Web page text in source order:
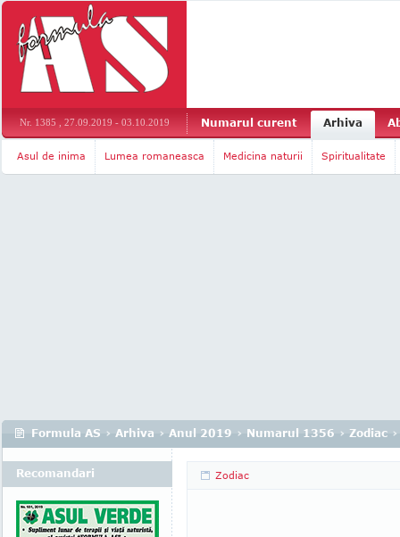
Nr. 1385 , 27.09.2019 - 03.10.2019 Numarul curent Arhiva
Asul de inima Lumea romaneasca Medicina naturii Spiritualitate
Formula AS › Arhiva › Anul 2019 › Numarul 1356 › Zodiac
Zodiac
Recomandari